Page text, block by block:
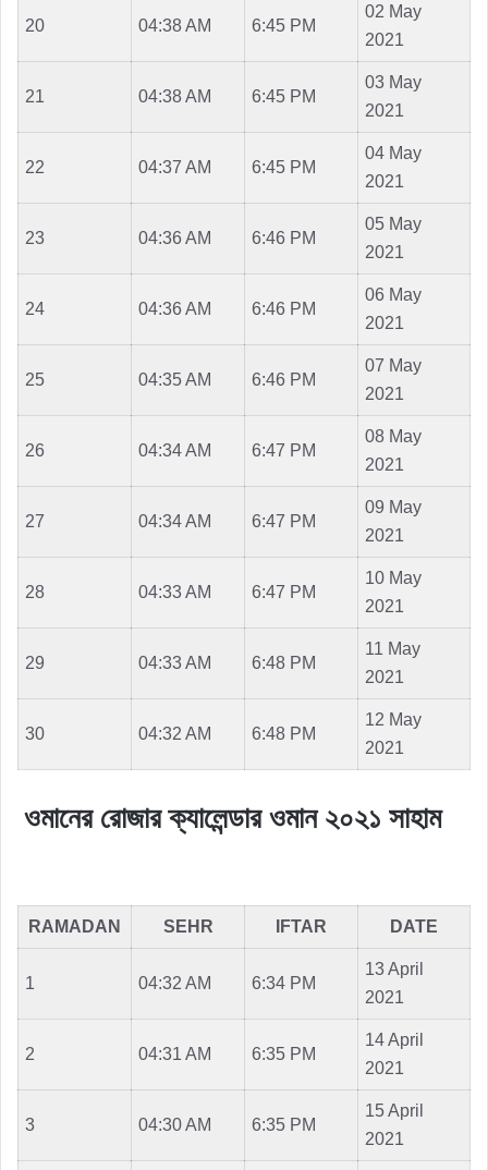
20 04:38 AM 6:45 PM
02 May
2021
21 04:38 AM 6:45 PM
03 May
2021
22 04:37 AM 6:45 PM
04 May
2021
23 04:36 AM 6:46 PM
05 May
2021
24 04:36 AM 6:46 PM
06 May
2021
25 04:35 AM 6:46 PM
07 May
2021
26 04:34 AM 6:47 PM
08 May
2021
27 04:34 AM 6:47 PM
09 May
2021
28 04:33 AM 6:47 PM
10 May
2021
29 04:33 AM 6:48 PM
11 May
2021
30 04:32 AM 6:48 PM
12 May
2021
ওমানের রোজার ক্যালেন্ডার ওমান ২০২১ সাহাম
RAMADAN SEHR IFTAR DATE
1 04:32 AM 6:34 PM
13 April
2021
2 04:31 AM 6:35 PM
14 April
2021
3 04:30 AM 6:35 PM
15 April
2021